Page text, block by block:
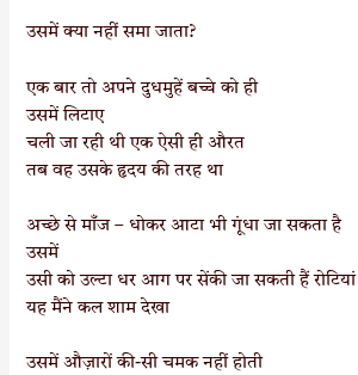
k
p
उसमें क्या नहीं समा जाता?
एक बार तो अपने दुधमुहें बच्चे को ही
उसमें लिटाए
चली जा रही थी एक ऐसी ही औरत
तब वह उसके हृदय की तरह था
अच्छे से माँज – धोकर आटा भी गूंधा जा सकता है
उसमें
उसी को उल्टा धर आग पर सेंकी जा सकती हैं रोटियां
यह मैंने कल शाम देखा
उसमें औज़ारों की-सी चमक नहीं होती